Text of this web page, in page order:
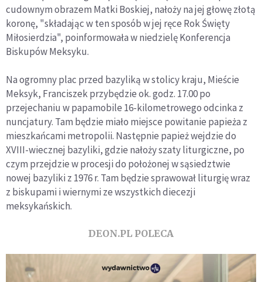
cudownym obrazem Matki Boskiej, nałoży na jej głowę złotą
koronę, "składając w ten sposób w jej ręce Rok Święty
Miłosierdzia", poinformowała w niedzielę Konferencja
Biskupów Meksyku.
Na ogromny plac przed bazyliką w stolicy kraju, Mieście
Meksyk, Franciszek przybędzie ok. godz. 17.00 po
przejechaniu w papamobile 16-kilometrowego odcinka z
nuncjatury. Tam będzie miało miejsce powitanie papieża z
mieszkańcami metropolii. Następnie papież wejdzie do
XVIII-wiecznej bazyliki, gdzie nałoży szaty liturgiczne, po
czym przejdzie w procesji do położonej w sąsiedztwie
nowej bazyliki z 1976 r. Tam będzie sprawował liturgię wraz
z biskupami i wiernymi ze wszystkich diecezji
meksykańskich.
DEON.PL POLECA